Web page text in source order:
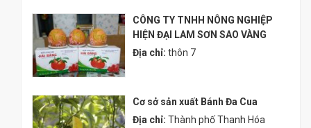
CÔNG TY TNHH NÔNG NGHIỆP
HIỆN ĐẠI LAM SƠN SAO VÀNG
Địa chỉ: thôn 7
Cơ sở sản xuất Bánh Đa Cua
Địa chỉ: Thành phố Thanh Hóa